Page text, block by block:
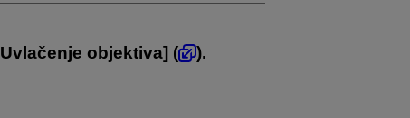
Uvlačenje objektiva] (
).